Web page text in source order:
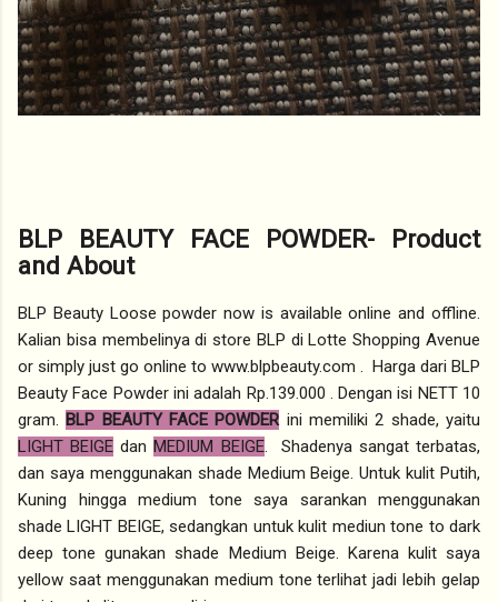
BLP BEAUTY FACE POWDER- Product
and About
BLP Beauty Loose powder now is available online and offline.
Kalian bisa membelinya di store BLP di Lotte Shopping Avenue
or simply just go online to www.blpbeauty.com . Harga dari BLP
Beauty Face Powder ini adalah Rp.139.000 . Dengan isi NETT 10
gram. BLP BEAUTY FACE POWDER ini memiliki 2 shade, yaitu
LIGHT BEIGE danMEDIUM BEIGE. Shadenya sangat terbatas,
dan saya menggunakan shade Medium Beige. Untuk kulit Putih,
Kuning hingga medium tone saya sarankan menggunakan
shade LIGHT BEIGE, sedangkan untuk kulit mediun tone to dark
deep tone gunakan shade Medium Beige. Karena kulit saya
yellow saat menggunakan medium tone terlihat jadi lebih gelap